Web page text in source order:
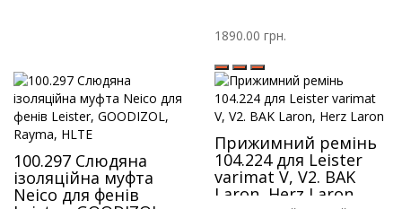
1890.00 грн.
100.297 Слюдяна
ізоляційна муфта
Neico для фенів
Прижимний ремінь
104.224 для Leister
varimat V, V2. BAK
Laron, Herz Laron